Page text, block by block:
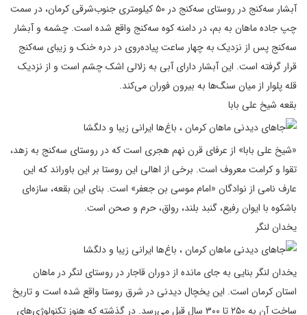
آبشار سه‌کنج در روستای سه‌کنج در ۵۰ کیلومتری جنوب‌شرقی کرمان، در سمت
چپ جاده ماهان به بم، در دامنه کوه سه‌کنج واقع شده است. چشمه و آبشار
سه‌کنج پس از نزدیک به چهار ساعت پیاده‌روی در دره خنک و زیبای سه‌کنج
قرار گرفته است. این آبشار دارای آبی به زلالی اشک چشم است و از نزدیک
قله پلوار از میان سنگ‌ها به بیرون فوران می‌کند.
بقعه شیخ علی بابا
«شیخ علی بابا» از عرفای قرن نهم هجری است که در روستای سه‌کنج به زهد،
تقوا و کرامت معروف است. برخی از اهالی این روستا بر این باوراند که این
عارف نامی از نوادگان «امام موسی بن جعفر» است. بنای این بقعه، سازه‌ای
باشکوه با ایوان رفیع، گنبد بلند، رواق، حرم و صحن است.
یخدان لنگر
یخدان لنگر بنایی به جای مانده از دوران قاجار در روستای لنگر در ماهان
استان کرمان است. این یخچال دیدنی در شرق روستا واقع شده است و تاریخ
ساخت آن به ۲۵۰ تا ۳۰۰ سال قبل می‌رسد. در گذشته که هنوز تکنولوژی‌های